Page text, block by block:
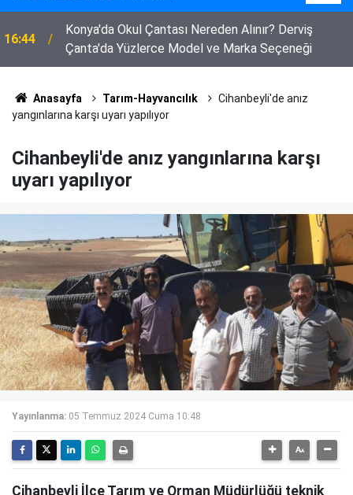
16:44
Konya'da Okul Çantası Nereden Alınır? Derviş
Çanta'da Yüzlerce Model ve Marka Seçeneği
Anasayfa Tarım-Hayvancılık
Cihanbeyli'de anız
yangınlarına karşı uyarı yapılıyor
Cihanbeyli'de anız yangınlarına karşı
uyarı yapılıyor
Yayınlanma: 05 Temmuz 2024 Cuma 10:48
Cihanbeyli İlçe Tarım ve Orman Müdürlüğü teknik